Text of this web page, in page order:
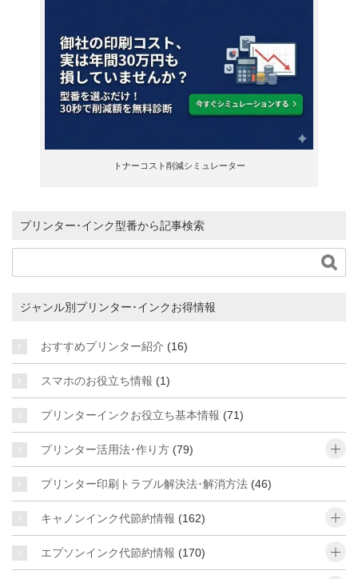
トナーコスト削減シミュレーター
プリンター･インク型番から記事検索

ジャンル別プリンター･インクお得情報
おすすめプリンター紹介 (16)
スマホのお役立ち情報 (1)
プリンターインクお役立ち基本情報 (71)
プリンター活用法･作り方 (79)
プリンター印刷トラブル解決法･解消方法 (46)
キャノンインク代節約情報 (162)
エプソンインク代節約情報 (170)